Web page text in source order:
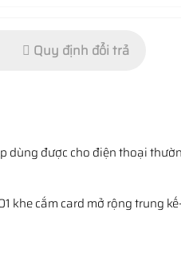
Quy định đổi trả
dùng được cho điện thoại
khe cắm card mở rộng trung